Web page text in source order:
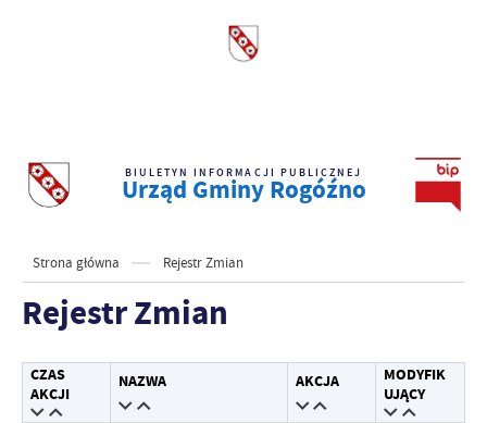
BIULETYN INFORMACJI PUBLICZNEJ
Urząd Gminy Rogóźno
Strona główna Rejestr Zmian
Rejestr Zmian
CZAS
AKCJI
NAZWA AKCJA
MODYFIK
UJĄCY